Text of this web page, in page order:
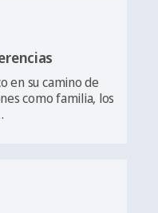
en su camino de
como familia, los